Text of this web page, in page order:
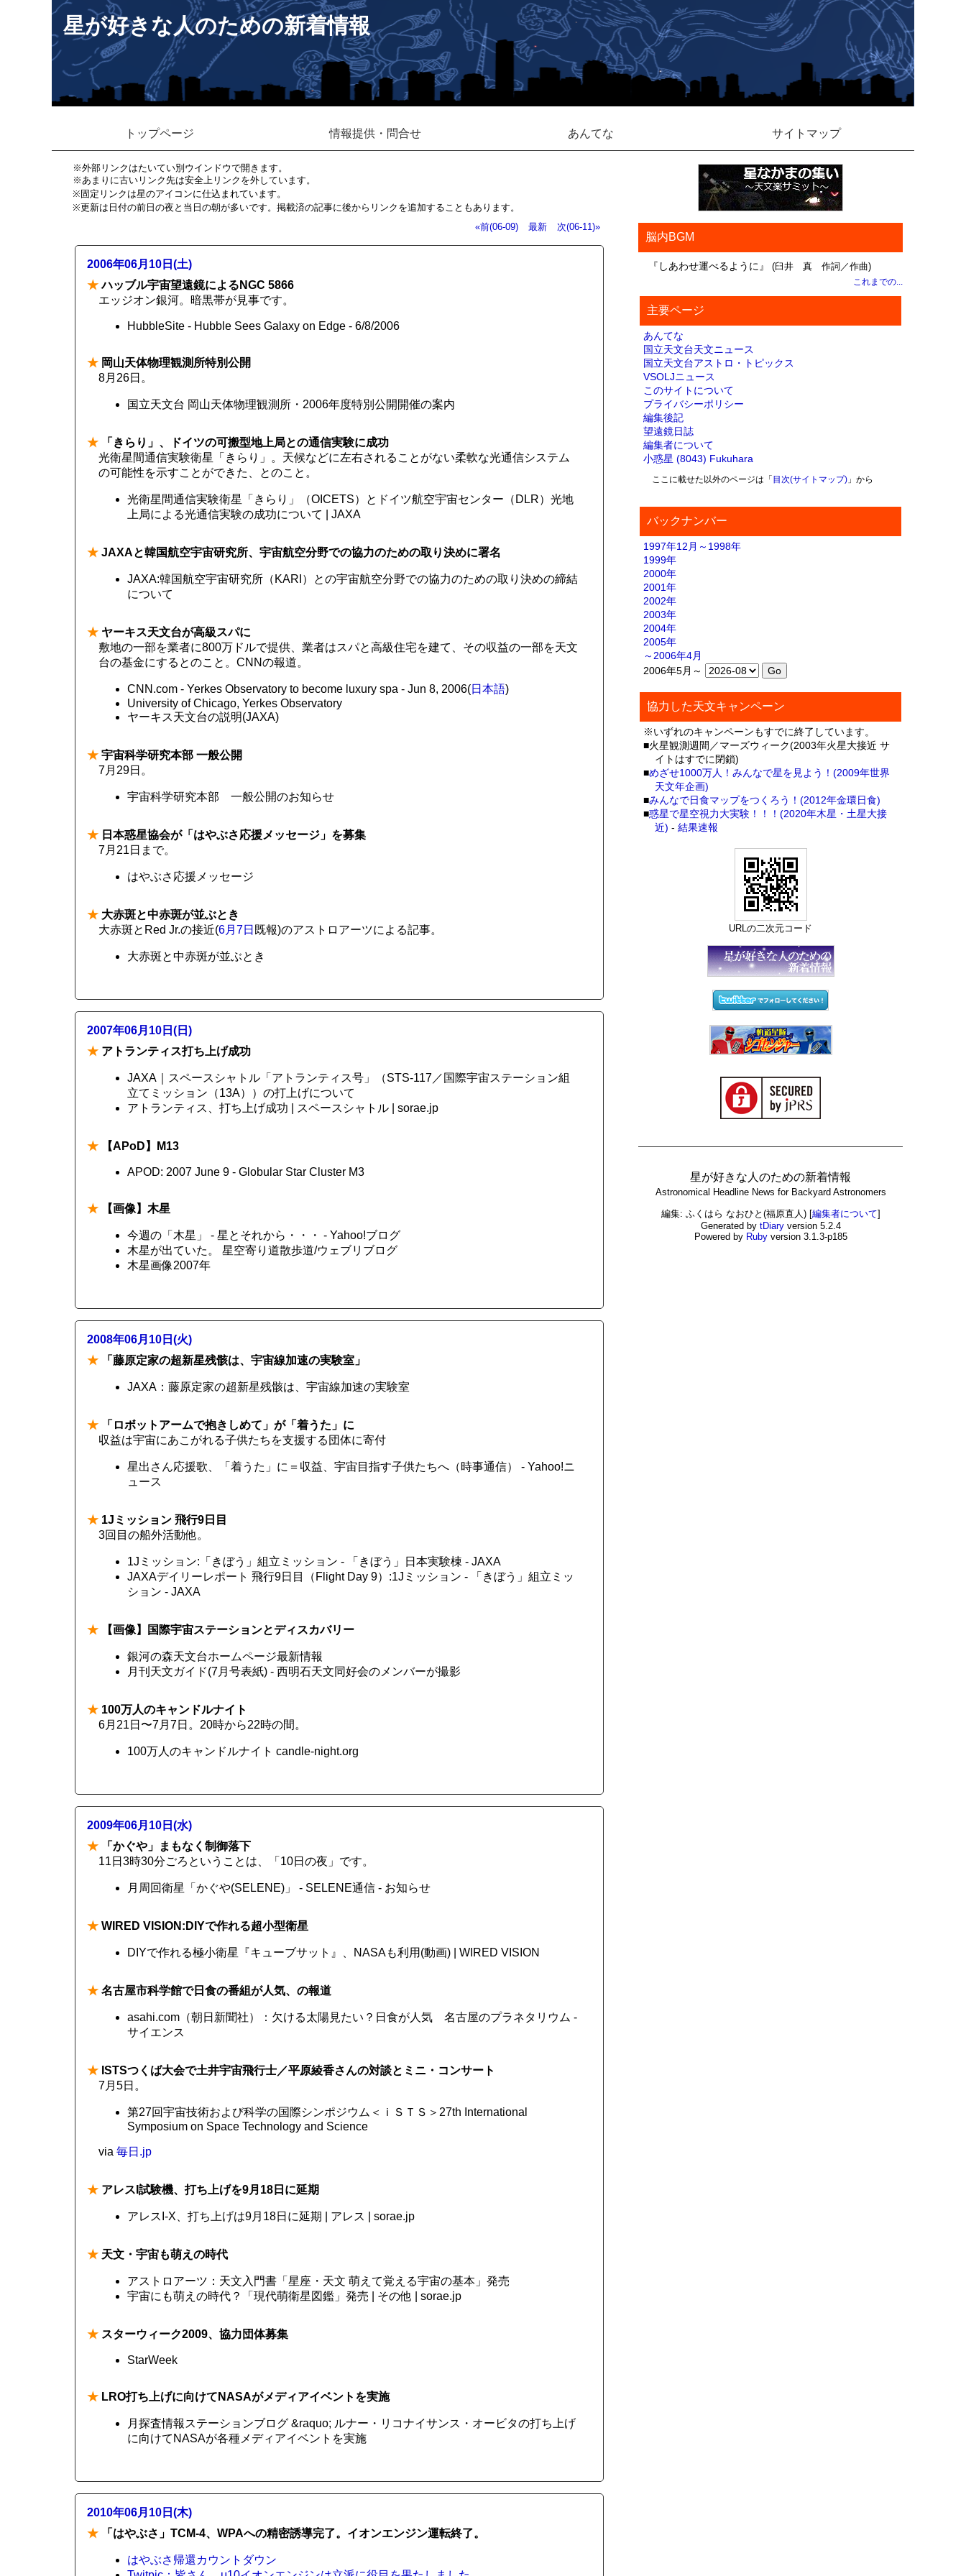
星が好きな人のための新着情報
トップページ 情報提供・問合せ あんてな サイトマップ
※外部リンクはたいてい別ウインドウで開きます。
※あまりに古いリンク先は安全上リンクを外しています。
※固定リンクは星のアイコンに仕込まれています。
※更新は日付の前日の夜と当日の朝が多いです。掲載済の記事に後からリンクを追加することもあります。
«前(06-09)
最新 次(06-11)»
2006年06月10日(土)
★ハッブル宇宙望遠鏡によるNGC 5866
エッジオン銀河。暗黒帯が見事です。
HubbleSite - Hubble Sees Galaxy on Edge - 6/8/2006
★ 岡山天体物理観測所特別公開
8月26日。
国立天文台 岡山天体物理観測所・2006年度特別公開開催の案内
★ 「きらり」、ドイツの可搬型地上局との通信実験に成功
光衛星間通信実験衛星「きらり」。天候などに左右されることがない柔軟な光通信システム
の可能性を示すことができた、とのこと。
光衛星間通信実験衛星「きらり」（OICETS）とドイツ航空宇宙センター（DLR）光地
上局による光通信実験の成功について | JAXA
★ JAXAと韓国航空宇宙研究所、宇宙航空分野での協力のための取り決めに署名
JAXA:韓国航空宇宙研究所（KARI）との宇宙航空分野での協力のための取り決めの締結
について
★ ヤーキス天文台が高級スパに
敷地の一部を業者に800万ドルで提供、業者はスパと高級住宅を建て、その収益の一部を天文
台の基金にするとのこと。CNNの報道。
CNN.com - Yerkes Observatory to become luxury spa - Jun 8, 2006(日本語)
University of Chicago, Yerkes Observatory
ヤーキス天文台の説明(JAXA)
★ 宇宙科学研究本部 一般公開
7月29日。
宇宙科学研究本部 一般公開のお知らせ
★ 日本惑星協会が「はやぶさ応援メッセージ」を募集
7月21日まで。
はやぶさ応援メッセージ
★ 大赤斑と中赤斑が並ぶとき
大赤斑とRed Jr.の接近(6月7日 既報)のアストロアーツによる記事。
大赤斑と中赤斑が並ぶとき
2007年06月10日(日)
★ アトランティス打ち上げ成功
JAXA｜スペースシャトル「アトランティス号」（STS-117／国際宇宙ステーション組
立てミッション（13A））の打上げについて
アトランティス、打ち上げ成功 | スペースシャトル | sorae.jp
★ 【APoD】M13
APOD: 2007 June 9 - Globular Star Cluster M3
★ 【画像】木星
今週の「木星」 - 星とそれから・・・ - Yahoo!ブログ
木星が出ていた。 星空寄り道散歩道/ウェブリブログ
木星画像2007年
2008年06月10日(火)
★ 「藤原定家の超新星残骸は、宇宙線加速の実験室」
JAXA：藤原定家の超新星残骸は、宇宙線加速の実験室
★ 「ロボットアームで抱きしめて」が「着うた」に
収益は宇宙にあこがれる子供たちを支援する団体に寄付
星出さん応援歌、「着うた」に＝収益、宇宙目指す子供たちへ（時事通信） - Yahoo!ニ
ュース
★ 1Jミッション 飛行9日目
3回目の船外活動他。
1Jミッション:「きぼう」組立ミッション - 「きぼう」日本実験棟 - JAXA
JAXAデイリーレポート 飛行9日目（Flight Day 9）:1Jミッション - 「きぼう」組立ミッ
ション - JAXA
★ 【画像】国際宇宙ステーションとディスカバリー
銀河の森天文台ホームページ最新情報
月刊天文ガイド(7月号表紙) - 西明石天文同好会のメンバーが撮影
★ 100万人のキャンドルナイト
6月21日〜7月7日。20時から22時の間。
100万人のキャンドルナイト candle-night.org
2009年06月10日(水)
★ 「かぐや」まもなく制御落下
11日3時30分ごろということは、「10日の夜」です。
月周回衛星「かぐや(SELENE)」 - SELENE通信 - お知らせ
★ WIRED VISION:DIYで作れる超小型衛星
DIYで作れる極小衛星『キューブサット』、NASAも利用(動画) | WIRED VISION
★ 名古屋市科学館で日食の番組が人気、の報道
asahi.com（朝日新聞社）：欠ける太陽見たい？日食が人気 名古屋のプラネタリウム -
サイエンス
★ ISTSつくば大会で土井宇宙飛行士／平原綾香さんの対談とミニ・コンサート
7月5日。
第27回宇宙技術および科学の国際シンポジウム＜ｉＳＴＳ＞27th International
Symposium on Space Technology and Science
via 毎日.jp
★ アレスI試験機、打ち上げを9月18日に延期
アレスI-X、打ち上げは9月18日に延期 | アレス | sorae.jp
★ 天文・宇宙も萌えの時代
アストロアーツ：天文入門書「星座・天文 萌えて覚える宇宙の基本」発売
宇宙にも萌えの時代？「現代萌衛星図鑑」発売 | その他 | sorae.jp
★ スターウィーク2009、協力団体募集
StarWeek
★ LRO打ち上げに向けてNASAがメディアイベントを実施
月探査情報ステーションブログ &raquo; ルナー・リコナイサンス・オービタの打ち上げ
に向けてNASAが各種メディアイベントを実施
2010年06月10日(木)
★ 「はやぶさ」TCM-4、WPAへの精密誘導完了。イオンエンジン運転終了。
はやぶさ帰還カウントダウン
脳内BGM
『しあわせ運べるように』 (臼井 真 作詞／作曲)
これまでの...
主要ページ
あんてな
国立天文台天文ニュース
国立天文台アストロ・トピックス
VSOLJニュース
このサイトについて
プライバシーポリシー
編集後記
望遠鏡日誌
編集者について
小惑星 (8043) Fukuhara
ここに載せた以外のページは「 目次(サイトマップ)」から
バックナンバー
1997年12月～1998年
1999年
2000年
2001年
2002年
2003年
2004年
2005年
～2006年4月
2006年5月～
協力した天文キャンペーン
※いずれのキャンペーンもすでに終了しています。
■火星観測週間／マーズウィーク(2003年火星大接近 サ
イトはすでに閉鎖)
■めざせ1000万人！みんなで星を見よう！(2009年世界
天文年企画)
■みんなで日食マップをつくろう！(2012年金環日食)
■惑星で星空視力大実験！！！(2020年木星・土星大接
近) -結果速報
URLの二次元コード
星が好きな人のための新着情報
Astronomical Headline News for Backyard Astronomers
編集: ふくはら なおひと(福原直人) [編集者について]
Generated by tDiaryversion 5.2.4
Powered by Rubyversion 3.1.3-p185